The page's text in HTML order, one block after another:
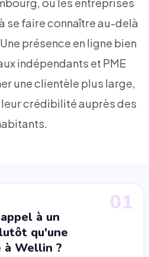
où les entreprises
se faire connaître au-delà
présence en ligne bien
indépendants et PME
une clientèle plus large,
crédibilité auprès des
01
à un
qu'une
à Wellin ?